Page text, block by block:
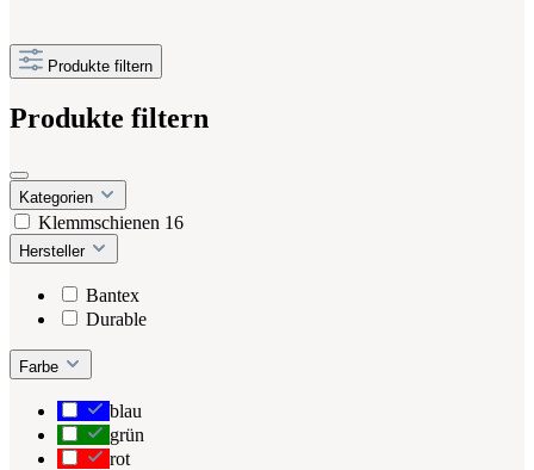
Produkte filtern
Produkte filtern
Kategorien
Klemmschienen 16
Hersteller
Bantex
Durable
Farbe
blau
grün
rot